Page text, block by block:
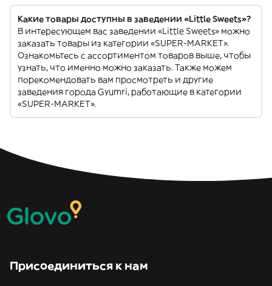
Какие товары доступны в заведении «Little Sweets»?
В интересующем вас заведении «Little Sweets» можно
заказать товары из категории «SUPER-MARKET».
Ознакомьтесь с ассортиментом товаров выше, чтобы
узнать, что именно можно заказать. Также можем
порекомендовать вам просмотреть и другие
заведения города Gyumri, работающие в категории
«SUPER-MARKET».
Присоединиться к нам